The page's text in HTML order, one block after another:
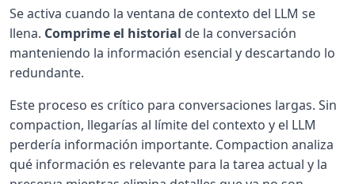
Se activa cuando la ventana de contexto del LLM se
llena. Comprime el historial de la conversación
manteniendo la información esencial y descartando lo
redundante.
Este proceso es crítico para conversaciones largas. Sin
compaction, llegarías al límite del contexto y el LLM
perdería información importante. Compaction analiza
qué información es relevante para la tarea actual y la